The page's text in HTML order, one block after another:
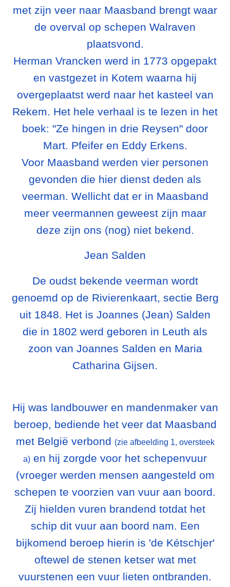
met zijn veer naar Maasband brengt waar
de overval op schepen Walraven
plaatsvond.
Herman Vrancken werd in 1773 opgepakt
en vastgezet in Kotem waarna hij
overgeplaatst werd naar het kasteel van
Rekem. Het hele verhaal is te lezen in het
boek: "Ze hingen in drie Reysen" door
Mart. Pfeifer en Eddy Erkens.
Voor Maasband werden vier personen
gevonden die hier dienst deden als
veerman. Wellicht dat er in Maasband
meer veermannen geweest zijn maar
deze zijn ons (nog) niet bekend.
Jean Salden
De oudst bekende veerman wordt
genoemd op de Rivierenkaart, sectie Berg
uit 1848. Het is Joannes (Jean) Salden
die in 1802 werd geboren in Leuth als
zoon van Joannes Salden en Maria
Catharina Gijsen.
Hij was landbouwer en mandenmaker van
beroep, bediende het veer dat Maasband
met België verbond (zie afbeelding 1, oversteek
a) en hij zorgde voor het schepenvuur
(vroeger werden mensen aangesteld om
schepen te voorzien van vuur aan boord.
Zij hielden vuren brandend totdat het
schip dit vuur aan boord nam. Een
bijkomend beroep hierin is 'de Kétschjer'
oftewel de stenen ketser wat met
vuurstenen een vuur lieten ontbranden.